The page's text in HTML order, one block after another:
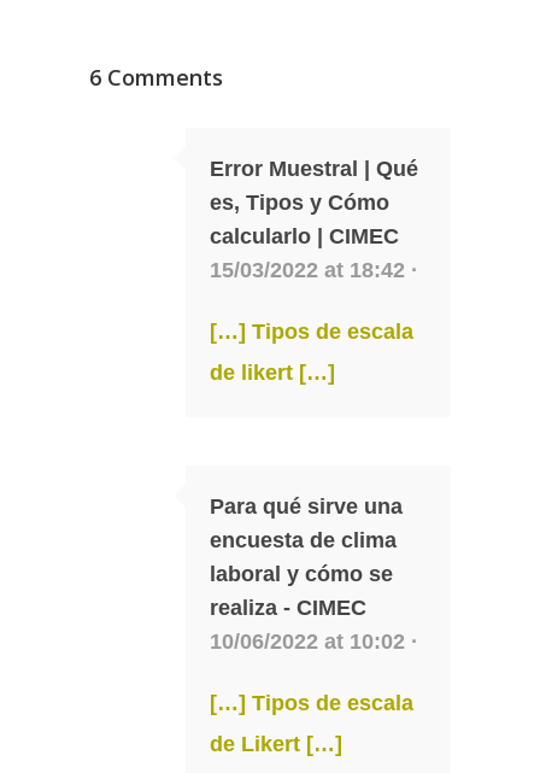
6 Comments
Error Muestral | Qué
es, Tipos y Cómo
calcularlo | CIMEC
15/03/2022 at 18:42 ·
[…] Tipos de escala
de likert […]
Para qué sirve una
encuesta de clima
laboral y cómo se
realiza - CIMEC
10/06/2022 at 10:02 ·
[…] Tipos de escala
de Likert […]